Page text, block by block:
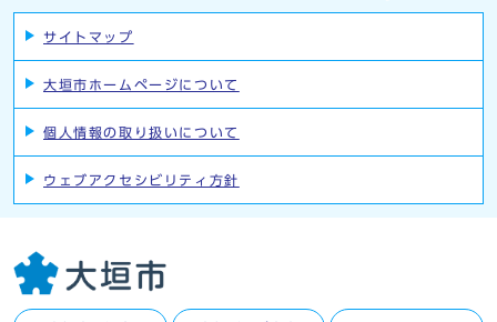
サイトマップ
大垣市ホームページについて
個人情報の取り扱いについて
ウェブアクセシビリティ方針